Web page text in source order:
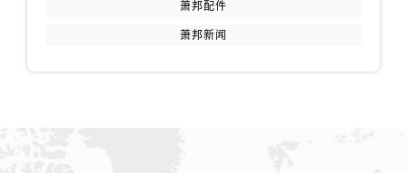
萧邦配件
萧邦新闻